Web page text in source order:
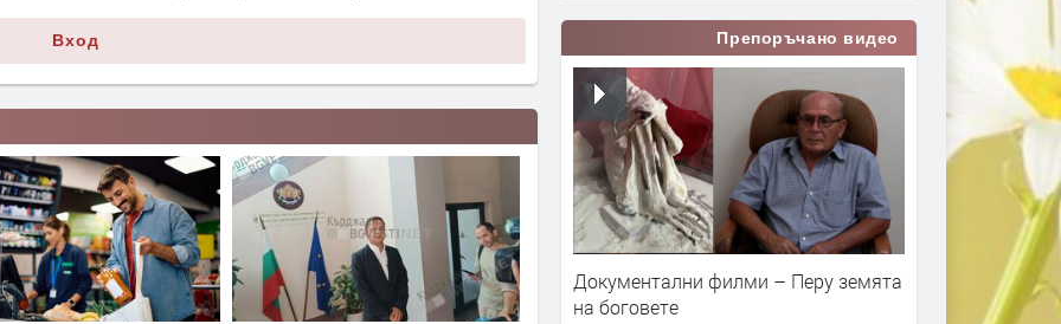
Вход Препоръчано видео
Документални филми – Перу земята
на боговете